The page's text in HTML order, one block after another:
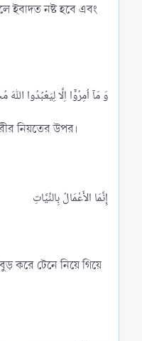
ইবাদত নষ্ট হবে এবং
নিয়তের উপর।
করে টেনে নিয়ে গিয়ে